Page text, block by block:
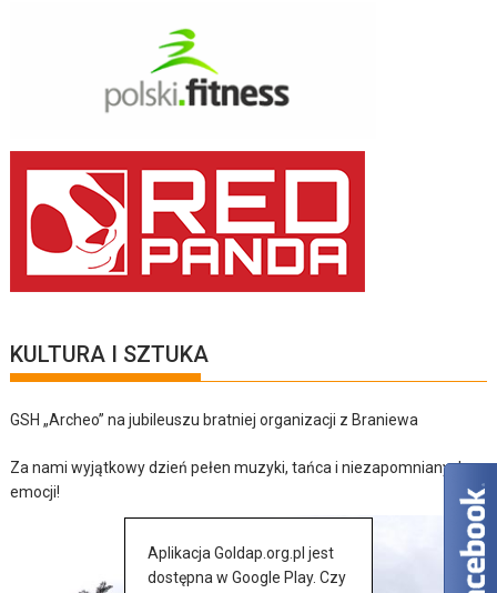
KULTURA I SZTUKA
GSH „Archeo” na jubileuszu bratniej organizacji z Braniewa
Za nami wyjątkowy dzień pełen muzyki, tańca i niezapomnianych
emocji!
Aplikacja Goldap.org.pl jest
dostępna w Google Play. Czy